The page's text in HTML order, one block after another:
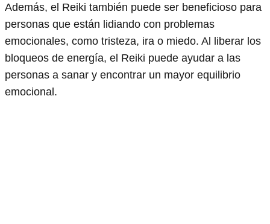
Además, el Reiki también puede ser beneficioso para
personas que están lidiando con problemas
emocionales, como tristeza, ira o miedo. Al liberar los
bloqueos de energía, el Reiki puede ayudar a las
personas a sanar y encontrar un mayor equilibrio
emocional.